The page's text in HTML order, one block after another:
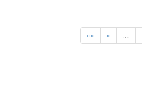
«« « …